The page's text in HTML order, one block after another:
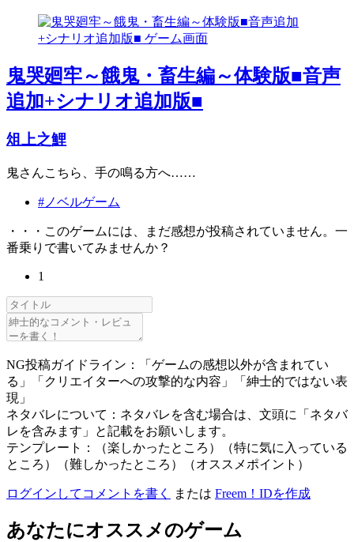
鬼哭廻牢～餓鬼・畜生編～体験版■音声
追加+シナリオ追加版■
俎上之鯉
鬼さんこちら、手の鳴る方へ……
#ノベルゲーム
・・・このゲームには、まだ感想が投稿されていません。一
番乗りで書いてみませんか？
1
NG投稿ガイドライン：「ゲームの感想以外が含まれてい
る」「クリエイターへの攻撃的な内容」「紳士的ではない表
現」
ネタバレについて：ネタバレを含む場合は、文頭に「ネタバ
レを含みます」と記載をお願いします。
テンプレート：（楽しかったところ）（特に気に入っている
ところ）（難しかったところ）（オススメポイント）
ログインしてコメントを書く または Freem！IDを作成
あなたにオススメのゲーム